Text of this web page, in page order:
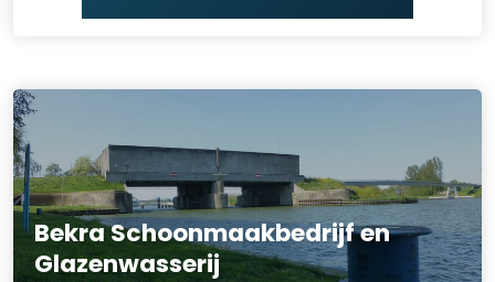
Bekra Schoonmaakbedrijf en
Glazenwasserij